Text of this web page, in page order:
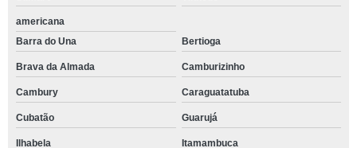
americana
Barra do Una
Bertioga
Brava da Almada Camburizinho
Cambury Caraguatatuba
Cubatão Guarujá
Ilhabela Itamambuca